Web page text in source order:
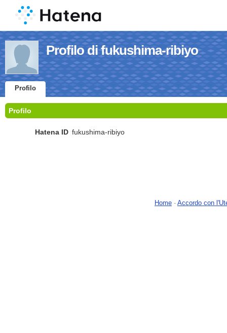
Profilo di fukushima-ribiyo
Profilo
Profilo
Hatena ID fukushima-ribiyo
Home - Accordo con